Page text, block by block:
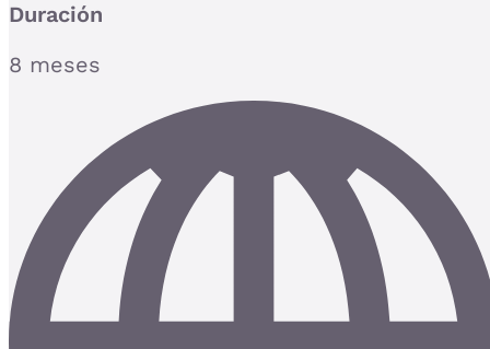
Duración
8 meses